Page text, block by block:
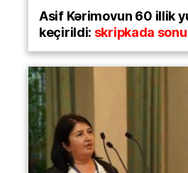
Asif Kərimovun 60 illik
keçirildi: skripkada